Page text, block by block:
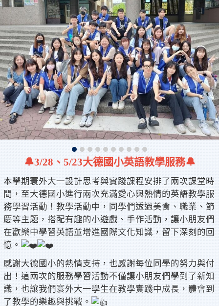
🔔3/28、5/23大德國小英語教學服務🔔
本學期寰外大一設計思考與實踐課程安排了兩次課堂時
間，至大德國小進行兩次充滿愛心與熱情的英語教學服
務學習活動！教學活動中，同學們透過美食、職業、節
慶等主題，搭配有趣的小遊戲、手作活動，讓小朋友們
在歡樂中學習英語並增進國際文化知識，留下深刻的回
憶。
感謝大德國小的熱情支持，也感謝每位同學的努力與付
出！這兩次的服務學習活動不僅讓小朋友們學到了新知
識，也讓我們寰外大一學生在教學實踐中成長，體會到
了教學的樂趣與挑戰。